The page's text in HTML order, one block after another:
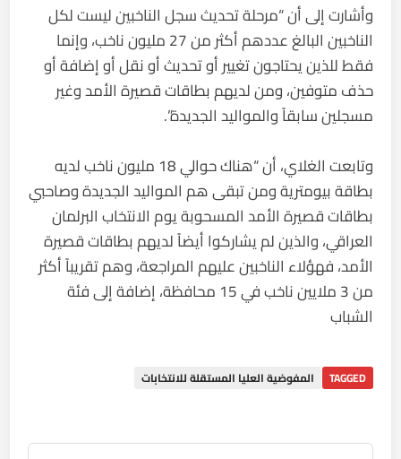
وأشارت إلى أن “مرحلة تحديث سجل الناخبين ليست لكل
الناخبين البالغ عددهم أكثر من 27 مليون ناخب، وإنما
فقط للذين يحتاجون تغيير أو تحديث أو نقل أو إضافة أو
حذف متوفين، ومن لديهم بطاقات قصيرة الأمد وغير
مسجلين سابقاً والمواليد الجديدة”.
وتابعت الغلاي، أن “هناك حوالي 18 مليون ناخب لديه
بطاقة بيومترية ومن تبقى هم المواليد الجديدة وصاحبي
بطاقات قصيرة الأمد المسحوبة يوم الانتخاب البرلمان
العراقي، والذين لم يشاركوا أيضاً لديهم بطاقات قصيرة
الأمد، فهؤلاء الناخبين عليهم المراجعة، وهم تقريباً أكثر
من 3 ملايين ناخب في 15 محافظة، إضافة إلى فئة
الشباب
TAGGED المفوضية العليا المستقلة للانتخابات